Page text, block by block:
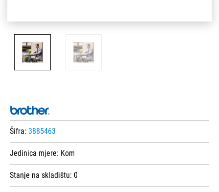
Šifra: 3885463
Jedinica mjere: Kom
Stanje na skladištu: 0